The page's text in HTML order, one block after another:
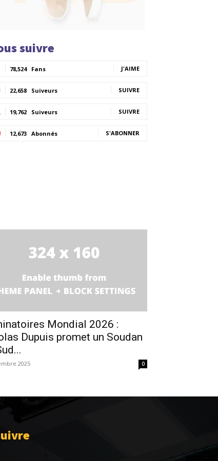
suivre
78,524 Fans J'AIME
22,658 Suiveurs SUIVRE
19,762 Suiveurs SUIVRE
12,673 Abonnés S'ABONNER
Mondial 2026 :
Dupuis promet un Soudan
2025 0